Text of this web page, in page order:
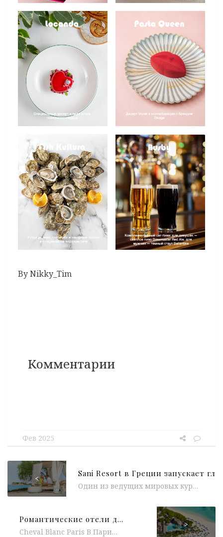
By Nikky_Tim
Комментарии
Фев 2025
<
Один из ведущих мировых курортов класса люкс Sani Resort в Греции представляет новую бренд-кампанию 2025, раскрывающую уникальную философию места: «Sani...
Романтические отели для незабываемого Дня святого Валентина
Cheval Blanc Paris В Париже, где сама атмосфера наполнена романтикой, отель Cheval Blanc Paris предлагает провести День святого Валентина в...
>